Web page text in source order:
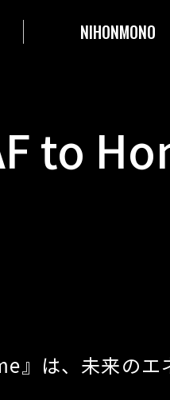
NIHONMONO
to
問題
』は、未来の